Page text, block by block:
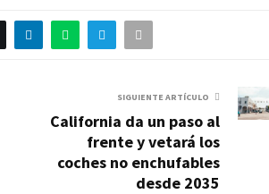
SIGUIENTE ARTÍCULO
California da un paso al
frente y vetará los
coches no enchufables
desde 2035